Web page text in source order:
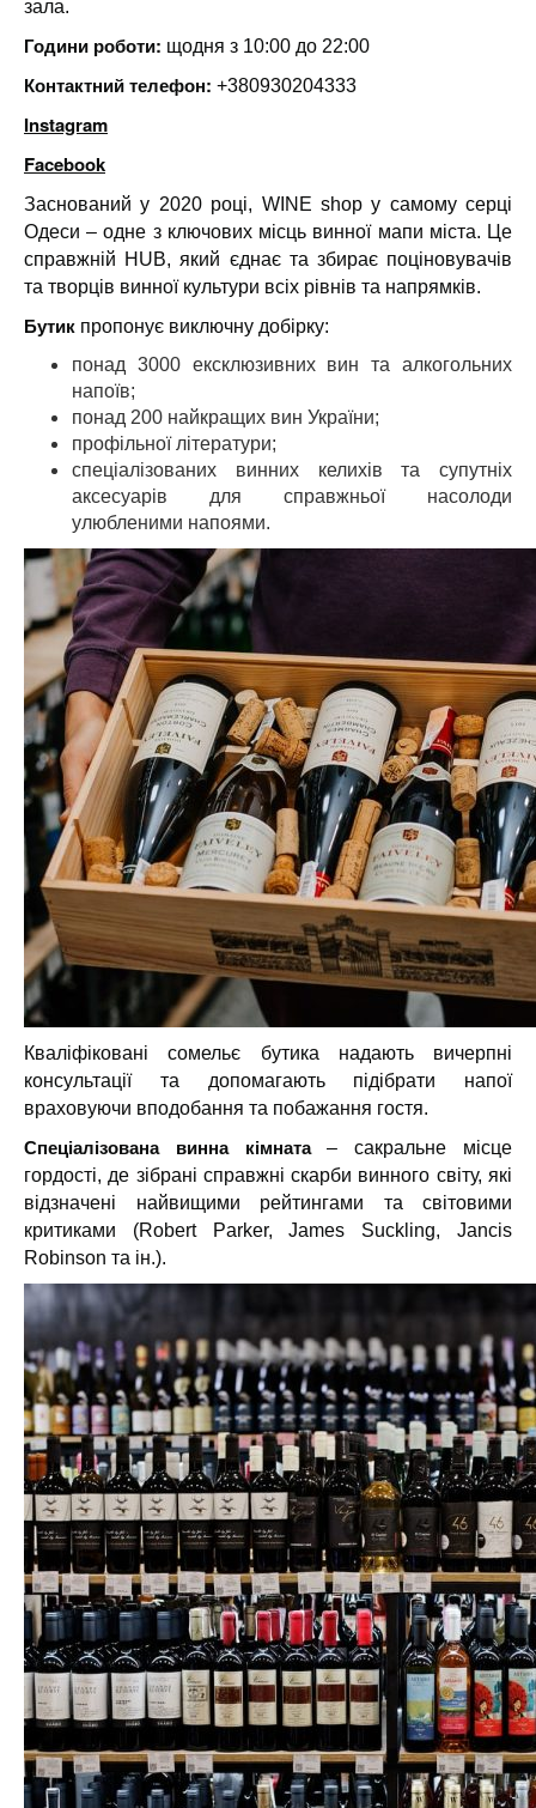
зала.
Години роботи: щодня з 10:00 до 22:00
Контактний телефон: +380930204333
Instagram
Facebook
Заснований у 2020 році, WINE shop у самому серці
Одеси – одне з ключових місць винної мапи міста. Це
справжній HUB, який єднає та збирає поціновувачів
та творців винної культури всіх рівнів та напрямків.
Бутик пропонує виключну добірку:
понад 3000 ексклюзивних вин та алкогольних
напоїв;
понад 200 найкращих вин України;
профільної літератури;
спеціалізованих винних келихів та супутніх
аксесуарів для справжньої насолоди
улюбленими напоями.
Кваліфіковані сомельє бутика надають вичерпні
консультації та допомагають підібрати напої
враховуючи вподобання та побажання гостя.
Спеціалізована винна кімната– сакральне місце
гордості, де зібрані справжні скарби винного світу, які
відзначені найвищими рейтингами та світовими
критиками (Robert Parker, James Suckling, Jancis
Robinson та ін.).